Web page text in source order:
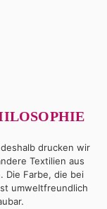
drucken wir
Textilien aus
Die Farbe, die bei
umweltfreundlich